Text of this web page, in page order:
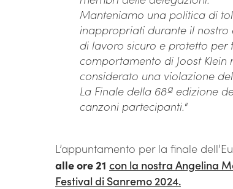
Manteniamo una politica di
inappropriati durante il
di lavoro sicuro e protetto per
comportamento di Joost
considerato una violazione
La Finale della 68ª edizione
canzoni partecipanti.“
L’appuntamento per la finale
alle ore 21 con la nostra Angelina
Festival di Sanremo 2024.